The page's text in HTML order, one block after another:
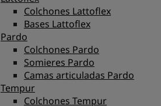
Colchones Lattoflex
Bases Lattoflex
Pardo
Colchones Pardo
Somieres Pardo
Camas articuladas Pardo
Tempur
Colchones Tempur